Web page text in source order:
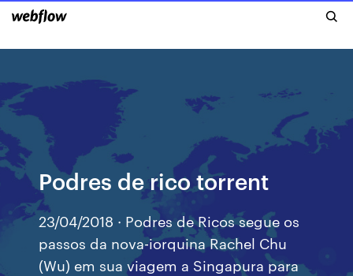
Podres de rico torrent
23/04/2018 · Podres de Ricos segue os
passos da nova-iorquina Rachel Chu
(Wu) em sua viagem a Singapura para